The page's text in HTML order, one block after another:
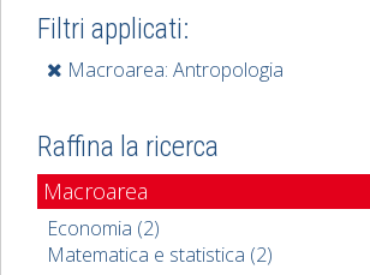
Filtri applicati:
Macroarea: Antropologia
Raffina la ricerca
Macroarea
Economia (2)
Matematica e statistica (2)